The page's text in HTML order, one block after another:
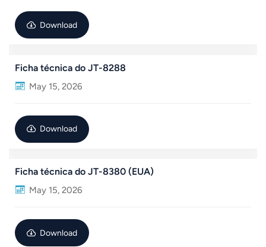
Download
Ficha técnica do JT-8288
May 15, 2026
Download
Ficha técnica do JT-8380 (EUA)
May 15, 2026
Download